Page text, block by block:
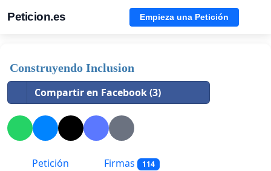
Peticion.es Empieza una Petición
Construyendo Inclusion
Compartir en Facebook (3)
Petición Firmas 114